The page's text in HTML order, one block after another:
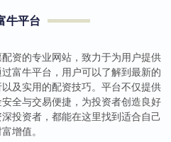
牛平台
资的专业网站，致力于为用户提供
富牛平台，用户可以了解到最新的
及实用的配资技巧。平台不仅提供
全与交易便捷，为投资者创造良好
投资者，都能在这里找到适合自己
增值。